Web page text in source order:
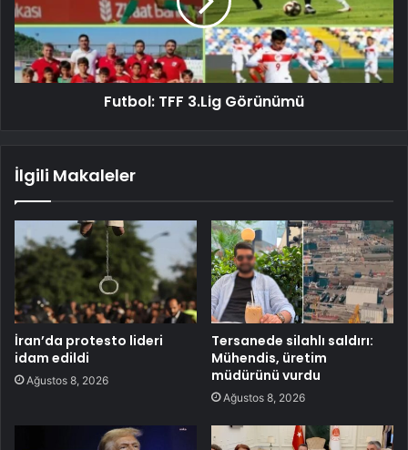
Futbol: TFF 3.Lig Görünümü
İlgili Makaleler
İran’da protesto lideri
idam edildi
Ağustos 8, 2026
Tersanede silahlı saldırı:
Mühendis, üretim
müdürünü vurdu
Ağustos 8, 2026